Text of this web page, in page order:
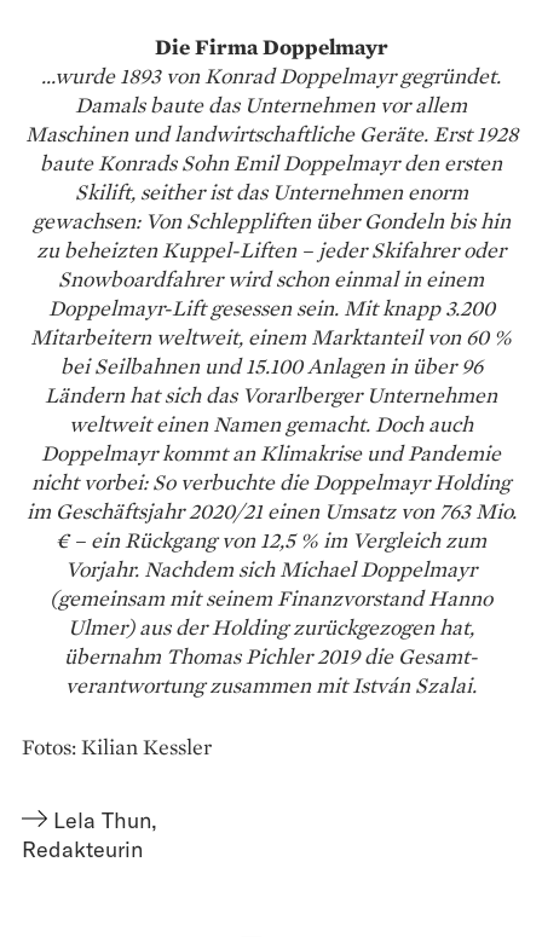
Die Firma Doppelmayr
...wurde 1893 von Konrad Doppelmayr gegründet.
Damals baute das Unternehmen vor allem
Maschinen und landwirtschaftliche Geräte. Erst 1928
baute Konrads Sohn Emil Doppelmayr den ersten
Skilift, seither ist das Unternehmen enorm
gewachsen: Von Schleppliften über Gondeln bis hin
zu beheizten Kuppel-Liften – jeder Skifahrer oder
Snowboardfahrer wird schon einmal in einem
Doppelmayr-Lift gesessen sein. Mit knapp 3.200
Mitarbeitern weltweit, einem Marktanteil von 60 %
bei Seilbahnen und 15.100 Anlagen in über 96
Ländern hat sich das Vorarlberger Unternehmen
weltweit einen Namen gemacht. Doch auch
Doppelmayr kommt an Klimakrise und Pandemie
nicht vorbei: So verbuchte die Doppelmayr Holding
im Geschäftsjahr 2020/21 einen Umsatz von 763 Mio.
€ – ein Rückgang von 12,5 % im Vergleich zum
Vorjahr. Nachdem sich Michael Doppelmayr
(gemeinsam mit seinem Finanzvorstand Hanno
Ulmer) aus der Holding zurückgezogen hat,
übernahm Thomas Pichler 2019 die Gesamt­
verantwortung zusammen mit István Szalai.
Fotos: Kilian Kessler
Lela Thun,
Redakteurin